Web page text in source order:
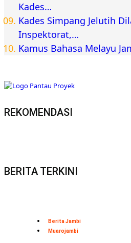
Kades…
Kades Simpang Jelutih
Inspektorat,…
Kamus Bahasa Melayu
REKOMENDASI
BERITA TERKINI
Berita Jambi
Muarojambi